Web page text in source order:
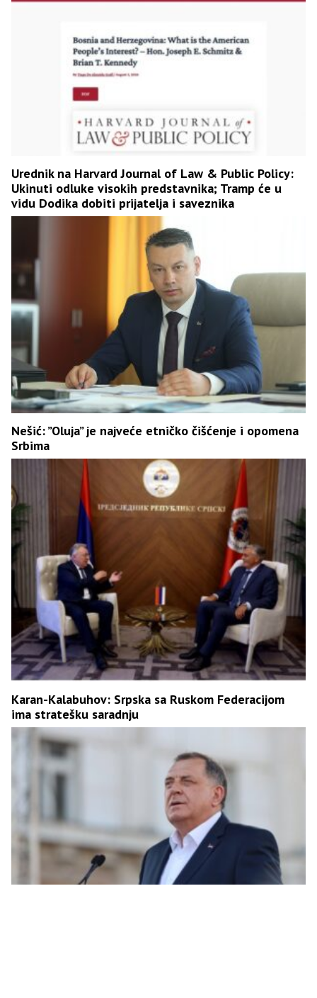
Urednik na Harvard Journal of Law & Public Policy:
Ukinuti odluke visokih predstavnika; Tramp će u
vidu Dodika dobiti prijatelja i saveznika
Nešić: ”Oluja” je najveće etničko čišćenje i opomena
Srbima
Karan-Kalabuhov: Srpska sa Ruskom Federacijom
ima stratešku saradnju